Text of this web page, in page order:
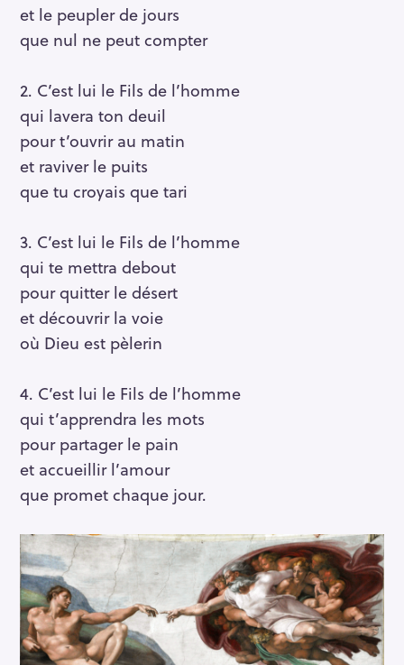
et le peupler de jours
que nul ne peut compter
2. C’est lui le Fils de l’homme
qui lavera ton deuil
pour t’ouvrir au matin
et raviver le puits
que tu croyais que tari
3. C’est lui le Fils de l’homme
qui te mettra debout
pour quitter le désert
et découvrir la voie
où Dieu est pèlerin
4. C’est lui le Fils de l’homme
qui t’apprendra les mots
pour partager le pain
et accueillir l’amour
que promet chaque jour.